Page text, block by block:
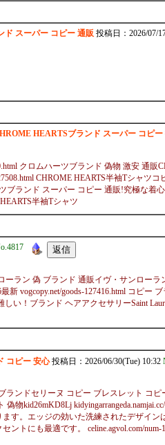
ド スーパー コピー 通販投稿日：2026/07/
HEARTSブランド スーパー コピー
クロムハーツブランド 偽物 激安 通
CHROME HEARTS半袖Tシャツ
ランド スーパー コピー 通販!究極な着
半袖Tシャツ
ーラン 偽 ブランド 通販イヴ・サンロ
新 vogcopy.net/goods-127416.html コピ
しい！ブランド ヘアアクセサリーSaint
コピー 安心投稿日：2026/06/30(Tue) 10:32
ンドセリーヌ コピー ブレスレット コ
物kid26mKD8Lj
す。エッジの効いた洗練されたデザイ
トにも最適です。 celine.agvol.com/